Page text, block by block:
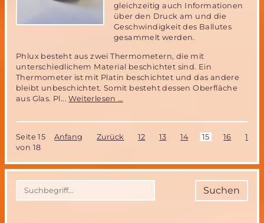
gleichzeitig auch Informationen
über den Druck am und die
Geschwindigkeit des Ballutes
gesammelt werden.
Phlux besteht aus zwei Thermometern, die mit
unterschiedlichem Material beschichtet sind. Ein
Thermometer ist mit Platin beschichtet und das andere
bleibt unbeschichtet. Somit besteht dessen Oberfläche
aus Glas. Pl...Weiterlesen …
der
Stuttgart
bereit
zur
in
Seite 15
von 18
Anfang Zurück 12 13 14 15 16 17
Suchen